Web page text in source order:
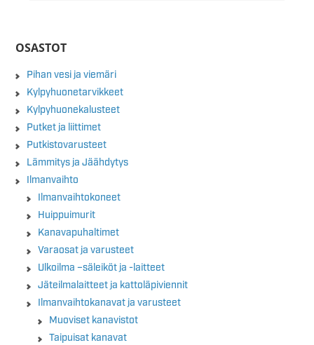
OSASTOT
Pihan vesi ja viemäri
Kylpyhuonetarvikkeet
Kylpyhuonekalusteet
Putket ja liittimet
Putkistovarusteet
Lämmitys ja Jäähdytys
Ilmanvaihto
Ilmanvaihtokoneet
Huippuimurit
Kanavapuhaltimet
Varaosat ja varusteet
Ulkoilma –säleiköt ja -laitteet
Jäteilmalaitteet ja kattoläpiviennit
Ilmanvaihtokanavat ja varusteet
Muoviset kanavistot
Taipuisat kanavat